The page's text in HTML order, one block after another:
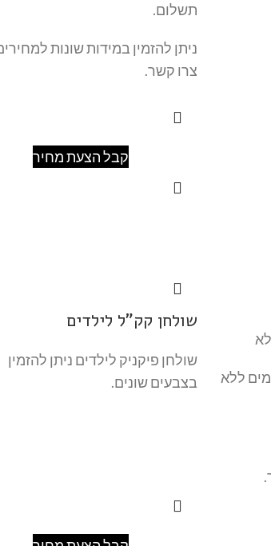
תשלום.
ניתן להזמין במידות שונות
צרו קשר.
קבל הצעת מחיר
ללא
שולחן קק"ל לילדים
שולחן פיקניק לילדים ניתן להזמין
בצבעים שונים.